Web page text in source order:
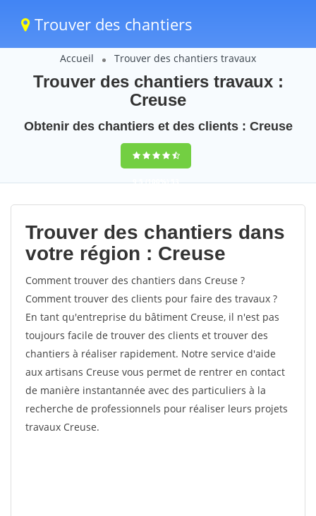
Trouver des chantiers
Accueil Trouver des chantiers travaux
Trouver des chantiers travaux :
Creuse
Obtenir des chantiers et des clients : Creuse
9,5(100%)53
votes
Trouver des chantiers dans
votre région : Creuse
Comment trouver des chantiers dans Creuse ?
Comment trouver des clients pour faire des travaux ?
En tant qu'entreprise du bâtiment Creuse, il n'est pas
toujours facile de trouver des clients et trouver des
chantiers à réaliser rapidement. Notre service d'aide
aux artisans Creuse vous permet de rentrer en contact
de manière instantannée avec des particuliers à la
recherche de professionnels pour réaliser leurs projets
travaux Creuse.